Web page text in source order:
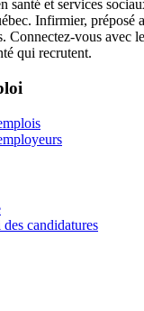
santé et services
Infirmier, préposé
Connectez-vous avec
qui recrutent.
candidatures